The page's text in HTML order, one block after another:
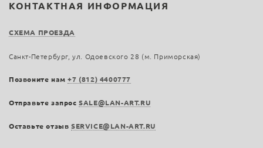
КОНТАКТНАЯ ИНФОРМАЦИЯ
СХЕМА ПРОЕЗДА
Санкт-Петербург, ул. Одоевского 28 (м. Приморская)
Позвоните нам+7 (812) 4400777
Отправьте запросSALE@LAN-ART.RU
Оставьте отзыв SERVICE@LAN-ART.RU